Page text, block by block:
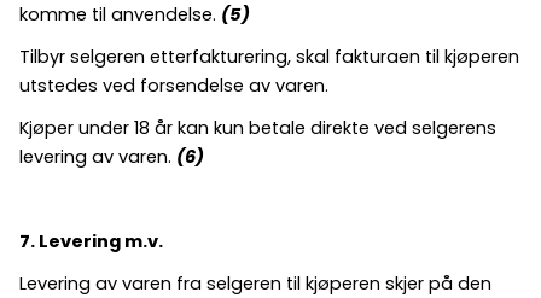
komme til anvendelse. (5)
Tilbyr selgeren etterfakturering, skal fakturaen til kjøperen
utstedes ved forsendelse av varen.
Kjøper under 18 år kan kun betale direkte ved selgerens
levering av varen. (6)
7. Levering m.v.
Levering av varen fra selgeren til kjøperen skjer på den